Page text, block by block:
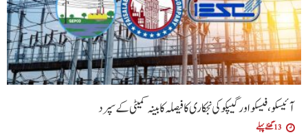
آئیسکو، فیسکو اور گیپکو کی نجکاری کا فیصلہ کابینہ کمیٹی کے سپرد
13 گھنٹے پہلے